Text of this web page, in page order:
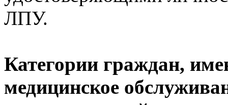
ЛПУ.
Категории граждан,
медицинское